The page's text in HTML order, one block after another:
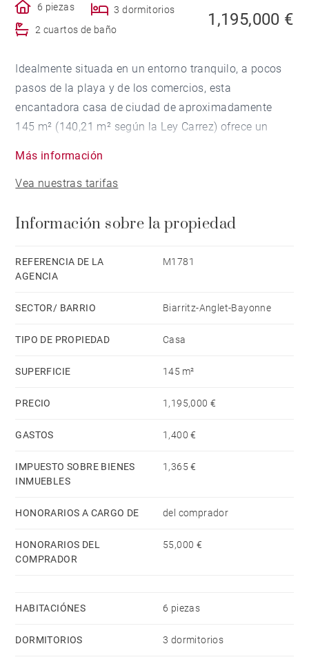
6 piezas
3 dormitorios
2 cuartos de baño
1,195,000 €
Idealmente situada en un entorno tranquilo, a pocos
pasos de la playa y de los comercios, esta
encantadora casa de ciudad de aproximadamente
145 m² (140,21 m² según la Ley Carrez) ofrece un
Dispone de salón-comedor con chimenea, cocina que
terraza, un cuarto de baño, así como un apartamento
El conjunto ofrece múltiples posibilidades de uso.
adicional.
Más información
Vea nuestras tarifas
Información sobre la propiedad
REFERENCIA DE LA
AGENCIA
M1781
SECTOR/ BARRIO Biarritz-Anglet-Bayonne
TIPO DE PROPIEDAD Casa
SUPERFICIE 145 m²
PRECIO 1,195,000 €
GASTOS 1,400 €
IMPUESTO SOBRE BIENES
INMUEBLES
1,365 €
HONORARIOS A CARGO DE del comprador
HONORARIOS DEL
COMPRADOR
55,000 €
HABITACIÓNES 6 piezas
DORMITORIOS 3 dormitorios